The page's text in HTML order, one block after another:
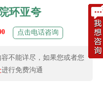
环亚夸
点击电话咨询
不能详尽，如果您或者您
进行免费沟通